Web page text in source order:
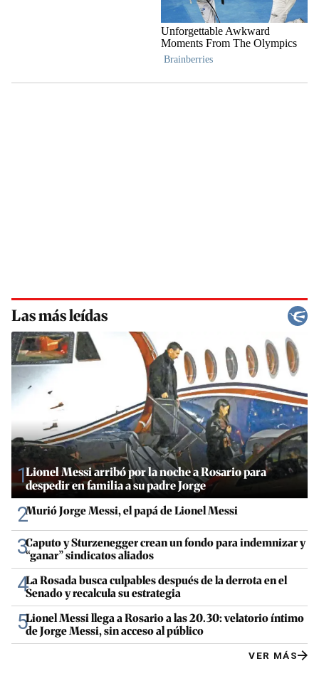
Las más leídas
1Lionel Messi arribó por la noche a Rosario para
despedir en familia a su padre Jorge
2Murió Jorge Messi, el papá de Lionel Messi
3Caputo y Sturzenegger crean un fondo para indemnizar y
“ganar” sindicatos aliados
4La Rosada busca culpables después de la derrota en el
Senado y recalcula su estrategia
5Lionel Messi llega a Rosario a las 20.30: velatorio íntimo
de Jorge Messi, sin acceso al público
VER MÁS